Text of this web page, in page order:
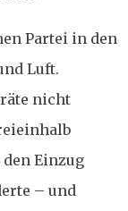
Partei in den
Luft.
nicht
Einzug
– und